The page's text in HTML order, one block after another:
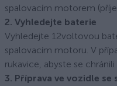
spalovacím motorem
2. Vyhledejte baterie
Vyhledejte 12voltovou
spalovacím motoru. V
rukavice, abyste se
3. Příprava ve vozidle